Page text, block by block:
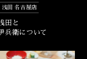
浅田 名古屋店
田と
兵衛について